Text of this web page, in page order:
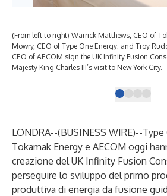
(From left to right) Warrick Matthews, CEO of
Mowry, CEO of Type One Energy; and Troy
CEO of AECOM sign the UK Infinity Fusion
Majesty King Charles III’s visit to New York City.
LONDRA--(BUSINESS WIRE)--Type
Tokamak Energy e AECOM oggi
creazione del UK Infinity Fusion
perseguire lo sviluppo del primo
produttiva di energia da fusione